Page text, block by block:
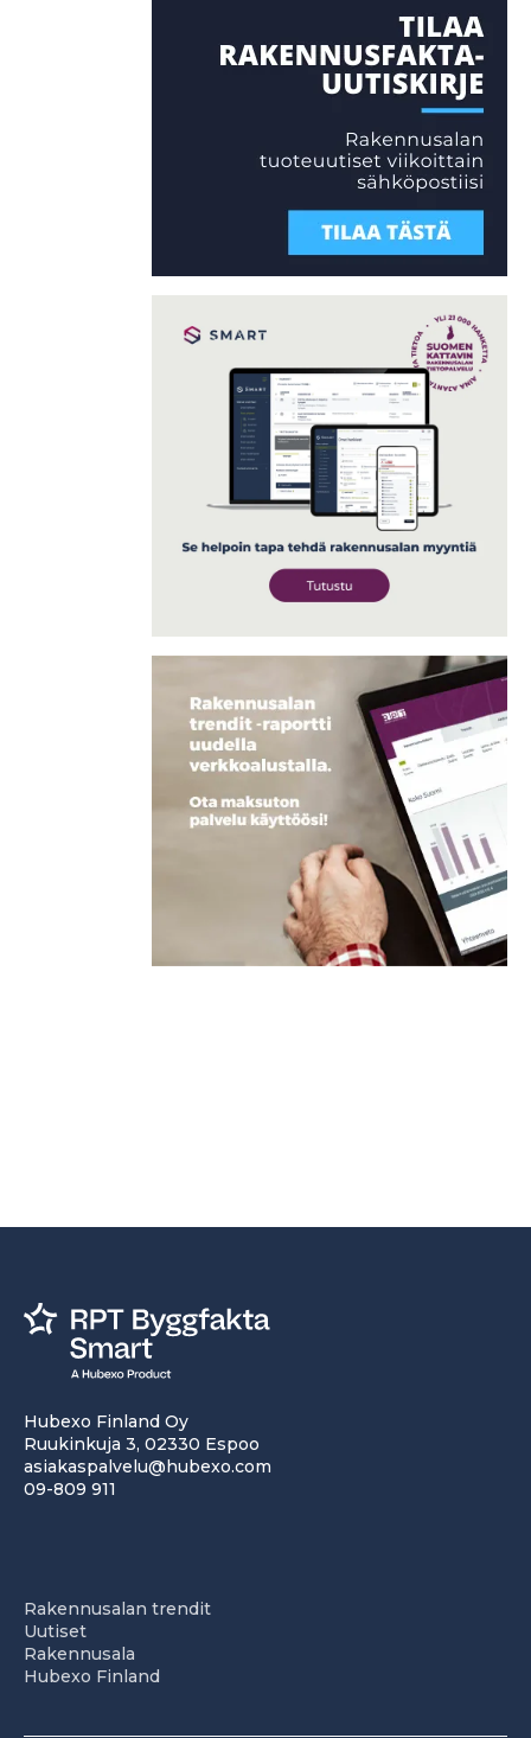
Hubexo Finland Oy
Ruukinkuja 3, 02330 Espoo
asiakaspalvelu@hubexo.com
09-809 911
Rakennusalan trendit
Uutiset
Rakennusala
Hubexo Finland